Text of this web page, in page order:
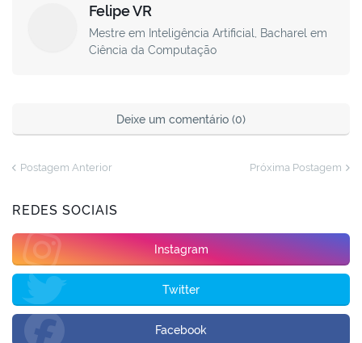
Felipe VR
Mestre em Inteligência Artificial, Bacharel em
Ciência da Computação
Deixe um comentário (0)
Postagem Anterior Próxima Postagem
REDES SOCIAIS
Instagram
Twitter
Facebook